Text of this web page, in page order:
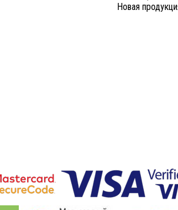
Новая